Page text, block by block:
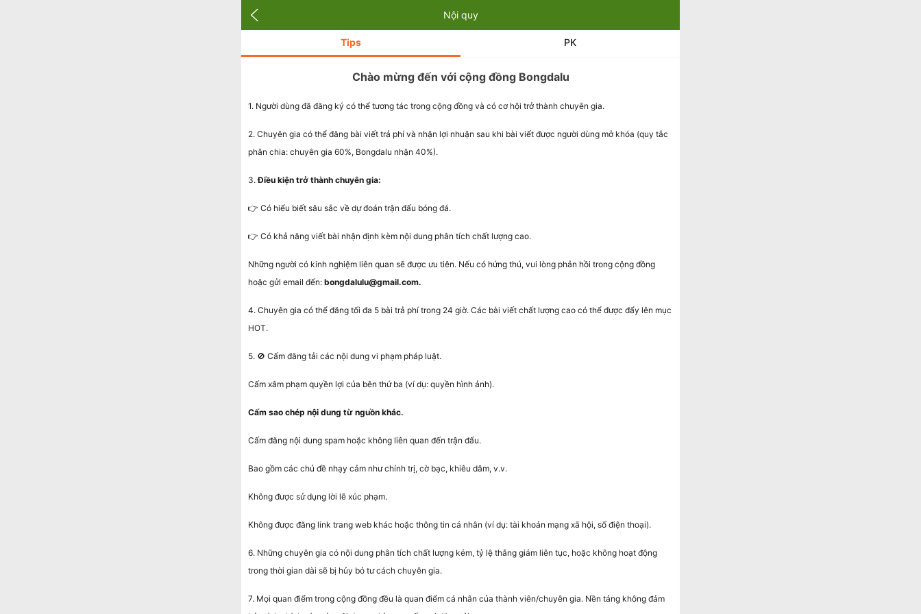
Nội quy
Tips PK
Chào mừng đến với cộng đồng Bongdalu
1. Người dùng đã đăng ký có thể tương tác trong cộng đồng và có cơ hội trở thành chuyên gia.
2. Chuyên gia có thể đăng bài viết trả phí và nhận lợi nhuận sau khi bài viết được người dùng mở khóa (quy tắc
phân chia: chuyên gia 60%, Bongdalu nhận 40%).
3.Điều kiện trở thành chuyên gia:
👉 Có hiểu biết sâu sắc về dự đoán trận đấu bóng đá.
👉 Có khả năng viết bài nhận định kèm nội dung phân tích chất lượng cao.
Những người có kinh nghiệm liên quan sẽ được ưu tiên. Nếu có hứng thú, vui lòng phản hồi trong cộng đồng
hoặc gửi email đến: bongdalulu@gmail.com.
4. Chuyên gia có thể đăng tối đa 5 bài trả phí trong 24 giờ. Các bài viết chất lượng cao có thể được đẩy lên mục
HOT.
5. 🚫 Cấm đăng tải các nội dung vi phạm pháp luật.
Cấm xâm phạm quyền lợi của bên thứ ba (ví dụ: quyền hình ảnh).
Cấm sao chép nội dung từ nguồn khác.
Cấm đăng nội dung spam hoặc không liên quan đến trận đấu.
Bao gồm các chủ đề nhạy cảm như chính trị, cờ bạc, khiêu dâm, v.v.
Không được sử dụng lời lẽ xúc phạm.
Không được đăng link trang web khác hoặc thông tin cá nhân (ví dụ: tài khoản mạng xã hội, số điện thoại).
6. Những chuyên gia có nội dung phân tích chất lượng kém, tỷ lệ thắng giảm liên tục, hoặc không hoạt động
trong thời gian dài sẽ bị hủy bỏ tư cách chuyên gia.
7. Mọi quan điểm trong cộng đồng đều là quan điểm cá nhân của thành viên/chuyên gia. Nền tảng không đảm